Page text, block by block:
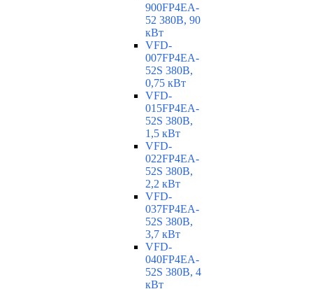
900FP4EA-
52 380В, 90
кВт
VFD-
007FP4EA-
52S 380В,
0,75 кВт
VFD-
015FP4EA-
52S 380В,
1,5 кВт
VFD-
022FP4EA-
52S 380В,
2,2 кВт
VFD-
037FP4EA-
52S 380В,
3,7 кВт
VFD-
040FP4EA-
52S 380В, 4
кВт